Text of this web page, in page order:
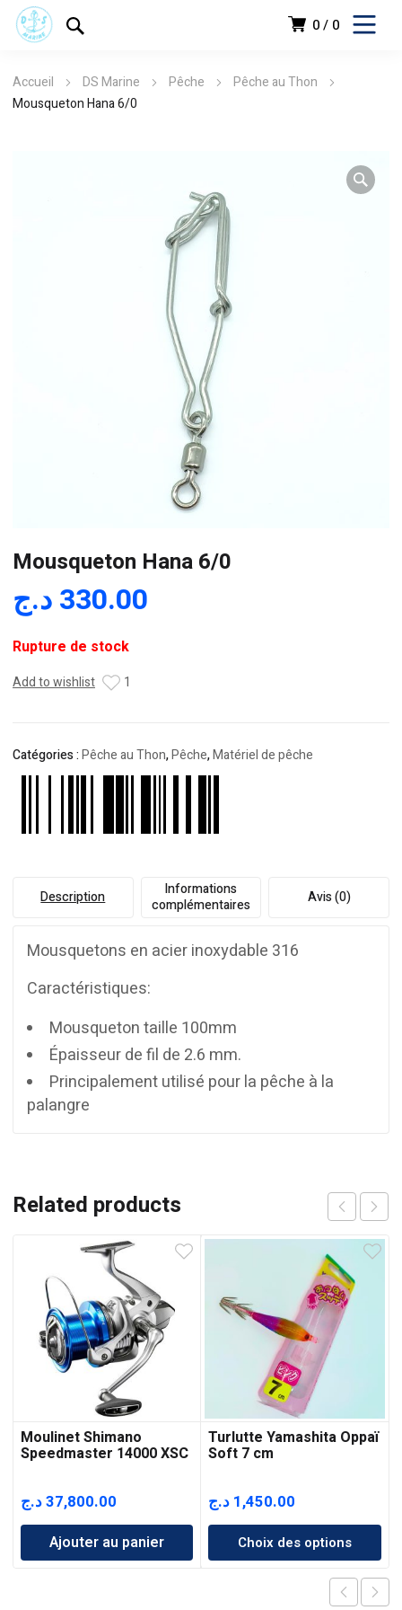
0 0
Accueil DS Marine Pêche
Pêche au Thon
Mousqueton Hana 6/0
Mousqueton Hana 6/0
330.00د.ج
Rupture de stock
Add to wishlist 1
Catégories :Pêche au Thon,Pêche,Matériel de pêche
Description
Informations
complémentaires
Avis (0)
Mousquetons en acier inoxydable 316
Caractéristiques:
Mousqueton taille 100mm
Épaisseur de fil de 2.6 mm.
Principalement utilisé pour la pêche à la
palangre
Related products
Moulinet Shimano
Speedmaster 14000 XSC
37,800.00د.ج
Ajouter au panier
Turlutte Yamashita Oppaï
Soft 7 cm
1,450.00 د.ج
Choix des options